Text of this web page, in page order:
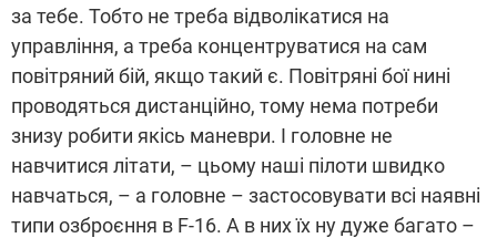
за тебе. Тобто не треба відволікатися на
управління, а треба концентруватися на сам
повітряний бій, якщо такий є. Повітряні бої нині
проводяться дистанційно, тому нема потреби
знизу робити якісь маневри. І головне не
навчитися літати, – цьому наші пілоти швидко
навчаться, – а головне – застосовувати всі наявні
типи озброєння в F-16. А в них їх ну дуже багато –